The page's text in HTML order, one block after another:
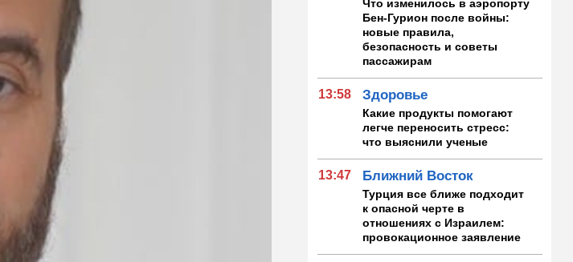
Что изменилось в аэропорту
Бен-Гурион после войны:
новые правила,
безопасность и советы
пассажирам
13:58 Здоровье
Какие продукты помогают
легче переносить стресс:
что выяснили ученые
13:47 Ближний Восток
Турция все ближе подходит
к опасной черте в
отношениях с Израилем:
провокационное заявление